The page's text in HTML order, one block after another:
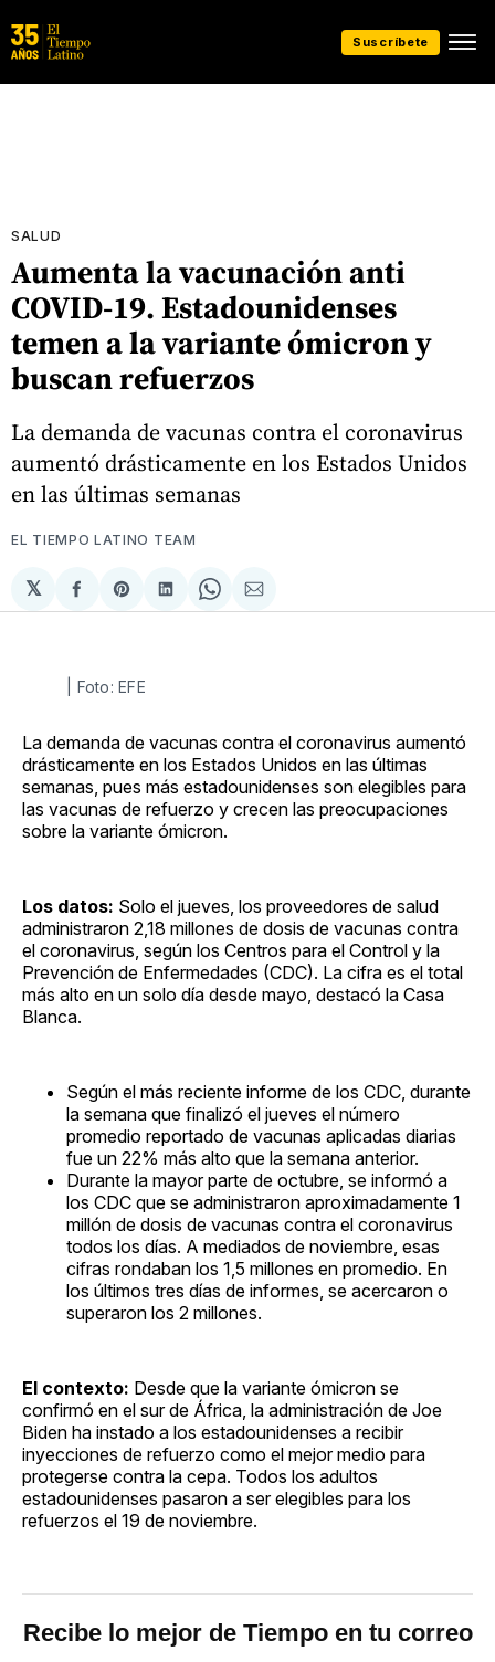
Suscríbete
SALUD
Aumenta la vacunación anti
COVID-19. Estadounidenses
temen a la variante ómicron y
buscan refuerzos
La demanda de vacunas contra el coronavirus
aumentó drásticamente en los Estados Unidos
en las últimas semanas
EL TIEMPO LATINO TEAM
𝕏
Compartir
en
Share
on
Compartir
en
Share
on
Compartir
via
| Foto: EFE
La demanda de vacunas contra el coronavirus aumentó
drásticamente en los Estados Unidos en las últimas
semanas, pues más estadounidenses son elegibles para
las vacunas de refuerzo y crecen las preocupaciones
sobre la variante ómicron.
Los datos: Solo el jueves, los proveedores de salud
administraron 2,18 millones de dosis de vacunas contra
el coronavirus, según los Centros para el Control y la
Prevención de Enfermedades (CDC). La cifra es el total
más alto en un solo día desde mayo, destacó la Casa
Blanca.
Según el más reciente informe de los CDC, durante
la semana que finalizó el jueves el número
promedio reportado de vacunas aplicadas diarias
fue un 22% más alto que la semana anterior.
Durante la mayor parte de octubre, se informó a
los CDC que se administraron aproximadamente 1
millón de dosis de vacunas contra el coronavirus
todos los días. A mediados de noviembre, esas
cifras rondaban los 1,5 millones en promedio. En
los últimos tres días de informes, se acercaron o
superaron los 2 millones.
El contexto: Desde que la variante ómicron se
confirmó en el sur de África, la administración de Joe
Biden ha instado a los estadounidenses a recibir
inyecciones de refuerzo como el mejor medio para
protegerse contra la cepa. Todos los adultos
estadounidenses pasaron a ser elegibles para los
refuerzos el 19 de noviembre.
Recibe lo mejor de Tiempo en tu correo